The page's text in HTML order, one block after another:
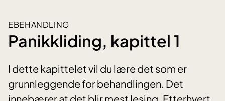
EBEHANDLING
Panikkliding, kapittel 1
I dette kapittelet vil du lære det som er
grunnleggende for behandlingen. Det